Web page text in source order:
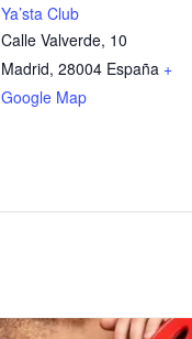
Ya’sta Club
Calle Valverde, 10
Madrid, 28004 España +
Google Map